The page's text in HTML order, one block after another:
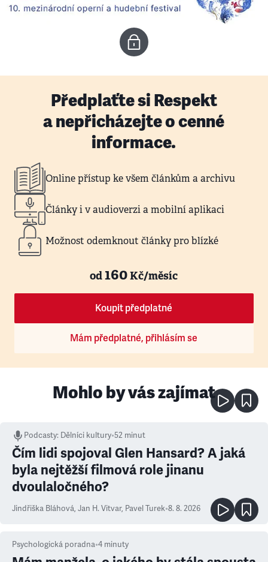
Předplaťte si Respekt
a nepřicházejte o cenné
informace.
Online přístup ke všem článkům a archivu
Články i v audioverzi a mobilní aplikaci
Možnost odemknout články pro blízké
od160Kč/měsíc
Koupit předplatné
Mám předplatné, přihlásím se
Mohlo by vás zajímat
Podcasty: Dělníci kultury•52 minut
Čím lidi spojoval Glen Hansard? A jaká
byla nejtěžší filmová role jinanu
dvoulaločného?
Jindřiška Bláhová, Jan H. Vitvar, Pavel Turek•8. 8. 2026
Psychologická poradna•4 minuty